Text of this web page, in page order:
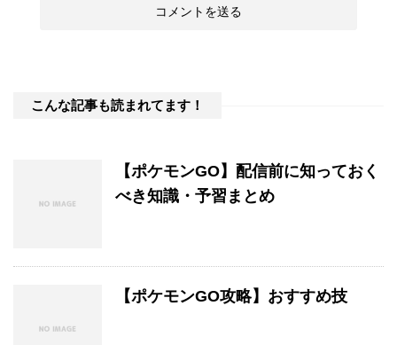
こんな記事も読まれてます！
【ポケモンGO】配信前に知っておく
べき知識・予習まとめ
【ポケモンGO攻略】おすすめ技